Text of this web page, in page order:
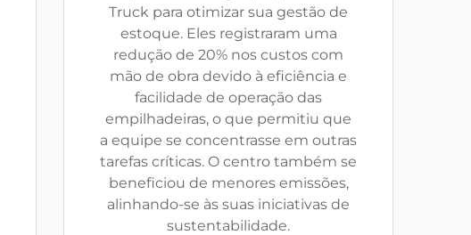
Truck para otimizar sua gestão de
estoque. Eles registraram uma
redução de 20% nos custos com
mão de obra devido à eficiência e
facilidade de operação das
empilhadeiras, o que permitiu que
a equipe se concentrasse em outras
tarefas críticas. O centro também se
beneficiou de menores emissões,
alinhando-se às suas iniciativas de
sustentabilidade.